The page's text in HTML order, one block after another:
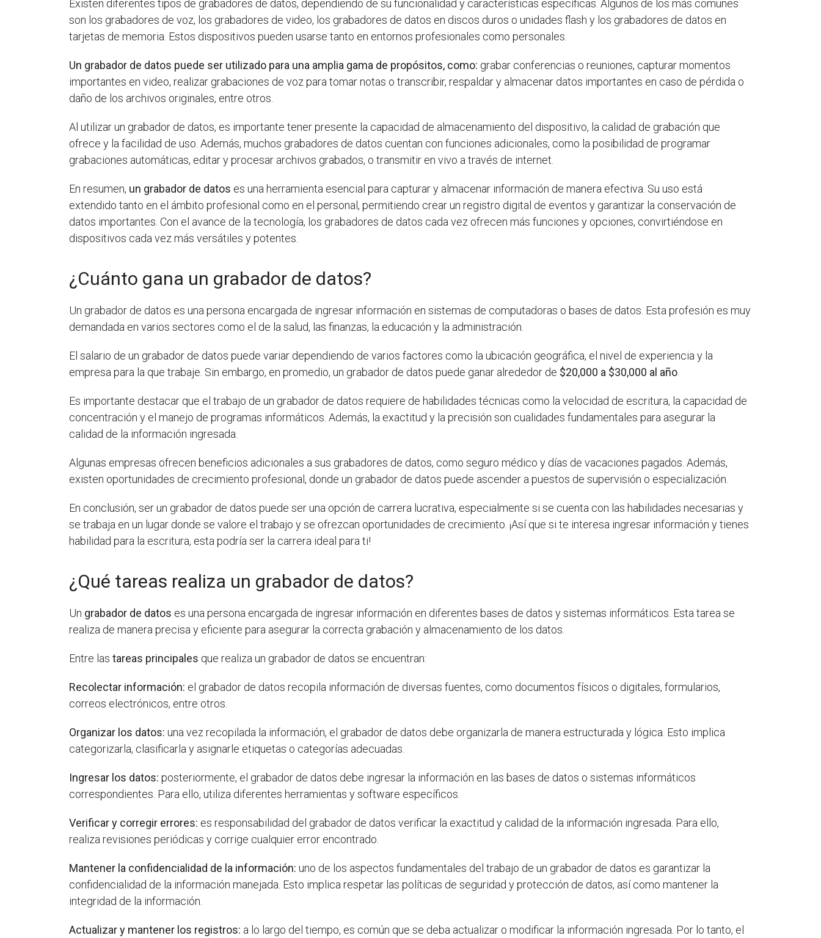
Existen diferentes tipos de grabadores de datos, dependiendo de su funcionalidad y características específicas. Algunos de los más comunes
son los grabadores de voz, los grabadores de video, los grabadores de datos en discos duros o unidades flash y los grabadores de datos en
tarjetas de memoria. Estos dispositivos pueden usarse tanto en entornos profesionales como personales.
Un grabador de datos puede ser utilizado para una amplia gama de propósitos, como: grabar conferencias o reuniones, capturar momentos
importantes en video, realizar grabaciones de voz para tomar notas o transcribir, respaldar y almacenar datos importantes en caso de pérdida o
daño de los archivos originales, entre otros.
Al utilizar un grabador de datos, es importante tener presente la capacidad de almacenamiento del dispositivo, la calidad de grabación que
ofrece y la facilidad de uso. Además, muchos grabadores de datos cuentan con funciones adicionales, como la posibilidad de programar
grabaciones automáticas, editar y procesar archivos grabados, o transmitir en vivo a través de internet.
En resumen, un grabador de datos es una herramienta esencial para capturar y almacenar información de manera efectiva. Su uso está
extendido tanto en el ámbito profesional como en el personal, permitiendo crear un registro digital de eventos y garantizar la conservación de
datos importantes. Con el avance de la tecnología, los grabadores de datos cada vez ofrecen más funciones y opciones, convirtiéndose en
dispositivos cada vez más versátiles y potentes.
¿Cuánto gana un grabador de datos?
Un grabador de datos es una persona encargada de ingresar información en sistemas de computadoras o bases de datos. Esta profesión es muy
demandada en varios sectores como el de la salud, las finanzas, la educación y la administración.
El salario de un grabador de datos puede variar dependiendo de varios factores como la ubicación geográfica, el nivel de experiencia y la
empresa para la que trabaje. Sin embargo, en promedio, un grabador de datos puede ganar alrededor de $20,000 a $30,000 al año
Es importante destacar que el trabajo de un grabador de datos requiere de habilidades técnicas como la velocidad de escritura, la capacidad de
concentración y el manejo de programas informáticos. Además, la exactitud y la precisión son cualidades fundamentales para asegurar la
calidad de la información ingresada.
Algunas empresas ofrecen beneficios adicionales a sus grabadores de datos, como seguro médico y días de vacaciones pagados. Además,
existen oportunidades de crecimiento profesional, donde un grabador de datos puede ascender a puestos de supervisión o especialización.
En conclusión, ser un grabador de datos puede ser una opción de carrera lucrativa, especialmente si se cuenta con las habilidades necesarias y
se trabaja en un lugar donde se valore el trabajo y se ofrezcan oportunidades de crecimiento. ¡Así que si te interesa ingresar información y tienes
habilidad para la escritura, esta podría ser la carrera ideal para ti!
¿Qué tareas realiza un grabador de datos?
Un grabador de datos es una persona encargada de ingresar información en diferentes bases de datos y sistemas informáticos. Esta tarea se
realiza de manera precisa y eficiente para asegurar la correcta grabación y almacenamiento de los datos.
Entre lastareas principales que realiza un grabador de datos se encuentran:
Recolectar información: el grabador de datos recopila información de diversas fuentes, como documentos físicos o digitales, formularios,
correos electrónicos, entre otros.
Organizar los datos: una vez recopilada la información, el grabador de datos debe organizarla de manera estructurada y lógica. Esto implica
categorizarla, clasificarla y asignarle etiquetas o categorías adecuadas.
Ingresar los datos: posteriormente, el grabador de datos debe ingresar la información en las bases de datos o sistemas informáticos
correspondientes. Para ello, utiliza diferentes herramientas y software específicos.
Verificar y corregir errores: es responsabilidad del grabador de datos verificar la exactitud y calidad de la información ingresada. Para ello,
realiza revisiones periódicas y corrige cualquier error encontrado.
Mantener la confidencialidad de la información: uno de los aspectos fundamentales del trabajo de un grabador de datos es garantizar la
confidencialidad de la información manejada. Esto implica respetar las políticas de seguridad y protección de datos, así como mantener la
integridad de la información.
Actualizar y mantener los registros: a lo largo del tiempo, es común que se deba actualizar o modificar la información ingresada. Por lo tanto, el